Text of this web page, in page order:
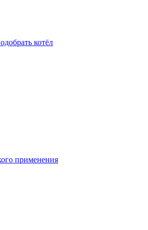
котёл
применения